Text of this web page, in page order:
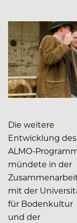
Die weitere
Entwicklung des
ALMO-
mündete in der
mit der
für Bodenkultur
und der